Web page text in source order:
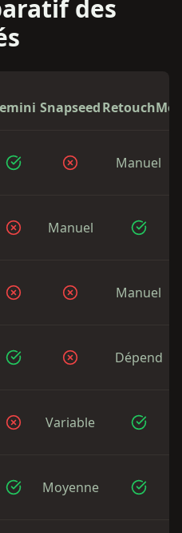
des
SnapseedRetouchMe
Manuel
Manuel
Manuel
Dépend
Variable
Moyenne